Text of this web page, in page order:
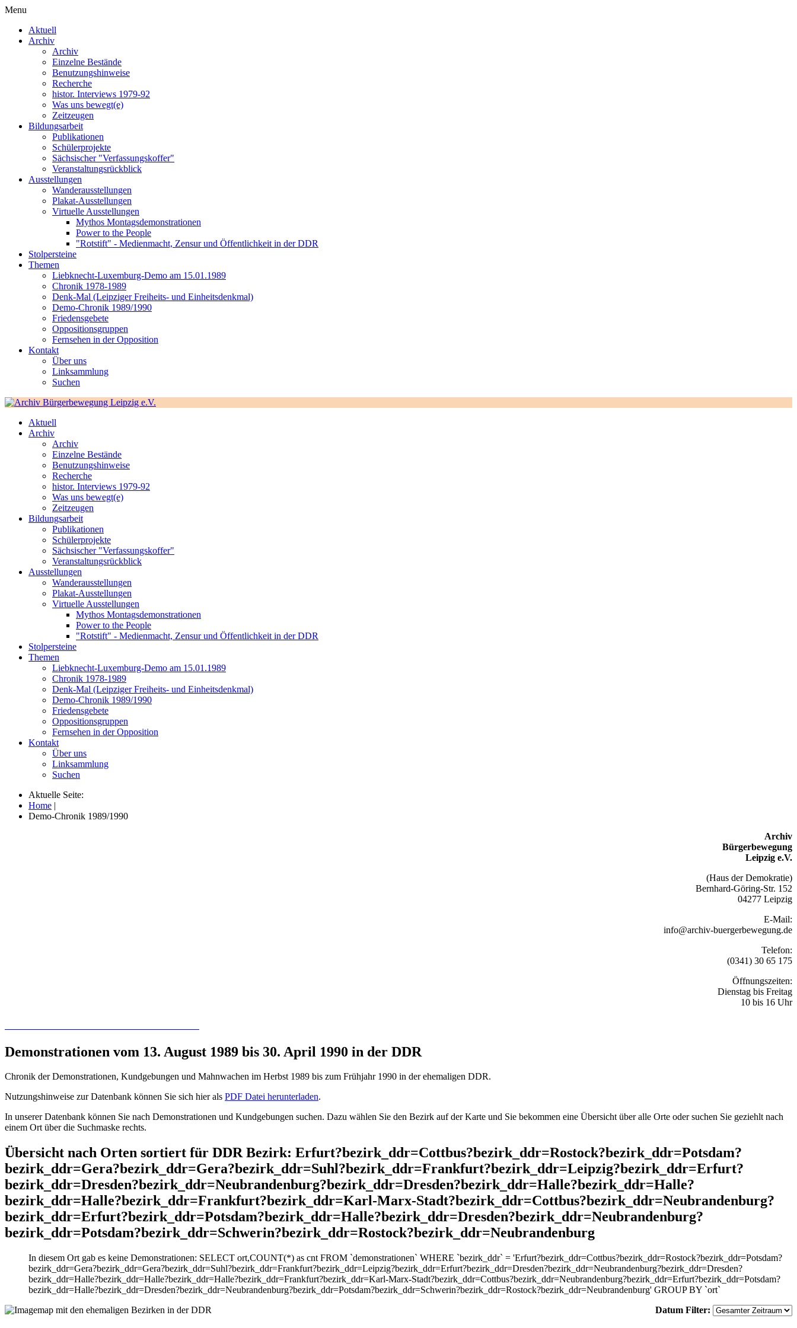
Menu
Aktuell
Archiv
Archiv
Einzelne Bestände
Benutzungshinweise
Recherche
histor. Interviews 1979-92
Was uns bewegt(e)
Zeitzeugen
Bildungsarbeit
Publikationen
Schülerprojekte
Sächsischer "Verfassungskoffer"
Veranstaltungsrückblick
Ausstellungen
Wanderausstellungen
Plakat-Ausstellungen
Virtuelle Ausstellungen
Mythos Montagsdemonstrationen
Power to the People
"Rotstift" - Medienmacht, Zensur und Öffentlichkeit in der DDR
Stolpersteine
Themen
Liebknecht-Luxemburg-Demo am 15.01.1989
Chronik 1978-1989
Denk-Mal (Leipziger Freiheits- und Einheitsdenkmal)
Demo-Chronik 1989/1990
Friedensgebete
Oppositionsgruppen
Fernsehen in der Opposition
Kontakt
Über uns
Linksammlung
Suchen
Aktuell
Archiv
Archiv
Einzelne Bestände
Benutzungshinweise
Recherche
histor. Interviews 1979-92
Was uns bewegt(e)
Zeitzeugen
Bildungsarbeit
Publikationen
Schülerprojekte
Sächsischer "Verfassungskoffer"
Veranstaltungsrückblick
Ausstellungen
Wanderausstellungen
Plakat-Ausstellungen
Virtuelle Ausstellungen
Mythos Montagsdemonstrationen
Power to the People
"Rotstift" - Medienmacht, Zensur und Öffentlichkeit in der DDR
Stolpersteine
Themen
Liebknecht-Luxemburg-Demo am 15.01.1989
Chronik 1978-1989
Denk-Mal (Leipziger Freiheits- und Einheitsdenkmal)
Demo-Chronik 1989/1990
Friedensgebete
Oppositionsgruppen
Fernsehen in der Opposition
Kontakt
Über uns
Linksammlung
Suchen
Aktuelle Seite:
Home |
Demo-Chronik 1989/1990
Archiv
Bürgerbewegung
Leipzig e.V.
(Haus der Demokratie)
Bernhard-Göring-Str. 152
04277 Leipzig
E-Mail:
info@archiv-buergerbewegung.de
Telefon:
(0341) 30 65 175
Öffnungszeiten:
Dienstag bis Freitag
10 bis 16 Uhr
Demonstrationen vom 13. August 1989 bis 30. April 1990 in der DDR
Chronik der Demonstrationen, Kundgebungen und Mahnwachen im Herbst 1989 bis zum Frühjahr 1990 in der ehemaligen DDR.
Nutzungshinweise zur Datenbank können Sie sich hier als PDF Datei herunterladen.
In unserer Datenbank können Sie nach Demonstrationen und Kundgebungen suchen. Dazu wählen Sie den Bezirk auf der Karte und Sie bekommen eine Übersicht über alle Orte oder suchen Sie geziehlt nach
einem Ort über die Suchmaske rechts.
Übersicht nach Orten sortiert für DDR Bezirk: Erfurt?bezirk_ddr=Cottbus?bezirk_ddr=Rostock?bezirk_ddr=Potsdam?
bezirk_ddr=Gera?bezirk_ddr=Gera?bezirk_ddr=Suhl?bezirk_ddr=Frankfurt?bezirk_ddr=Leipzig?bezirk_ddr=Erfurt?
bezirk_ddr=Dresden?bezirk_ddr=Neubrandenburg?bezirk_ddr=Dresden?bezirk_ddr=Halle?bezirk_ddr=Halle?
bezirk_ddr=Halle?bezirk_ddr=Frankfurt?bezirk_ddr=Karl-Marx-Stadt?bezirk_ddr=Cottbus?bezirk_ddr=Neubrandenburg?
bezirk_ddr=Erfurt?bezirk_ddr=Potsdam?bezirk_ddr=Halle?bezirk_ddr=Dresden?bezirk_ddr=Neubrandenburg?
bezirk_ddr=Potsdam?bezirk_ddr=Schwerin?bezirk_ddr=Rostock?bezirk_ddr=Neubrandenburg
In diesem Ort gab es keine Demonstrationen: SELECT ort,COUNT(*) as cnt FROM `demonstrationen` WHERE `bezirk_ddr` = 'Erfurt?bezirk_ddr=Cottbus?bezirk_ddr=Rostock?bezirk_ddr=Potsdam?
bezirk_ddr=Gera?bezirk_ddr=Gera?bezirk_ddr=Suhl?bezirk_ddr=Frankfurt?bezirk_ddr=Leipzig?bezirk_ddr=Erfurt?bezirk_ddr=Dresden?bezirk_ddr=Neubrandenburg?bezirk_ddr=Dresden?
bezirk_ddr=Halle?bezirk_ddr=Halle?bezirk_ddr=Halle?bezirk_ddr=Frankfurt?bezirk_ddr=Karl-Marx-Stadt?bezirk_ddr=Cottbus?bezirk_ddr=Neubrandenburg?bezirk_ddr=Erfurt?bezirk_ddr=Potsdam?
bezirk_ddr=Halle?bezirk_ddr=Dresden?bezirk_ddr=Neubrandenburg?bezirk_ddr=Potsdam?bezirk_ddr=Schwerin?bezirk_ddr=Rostock?bezirk_ddr=Neubrandenburg' GROUP BY `ort`
Datum Filter: